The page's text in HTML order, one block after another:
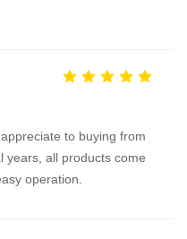
to buying from
years, all products come
operation.